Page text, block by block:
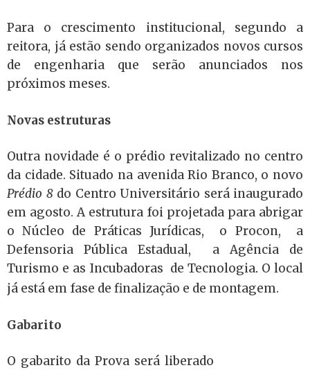
Para o crescimento institucional, segundo a
reitora, já estão sendo organizados novos cursos
de engenharia que serão anunciados nos
próximos meses.
Novas estruturas
Outra novidade é o prédio revitalizado no centro
da cidade. Situado na avenida Rio Branco, o novo
Prédio 8do Centro Universitário será inaugurado
em agosto. A estrutura foi projetada para abrigar
o Núcleo de Práticas Jurídicas, o Procon, a
Defensoria Pública Estadual, a Agência de
Turismo e as Incubadoras de Tecnologia. O local
já está em fase de finalização e de montagem.
Gabarito
O gabarito da Prova será liberado